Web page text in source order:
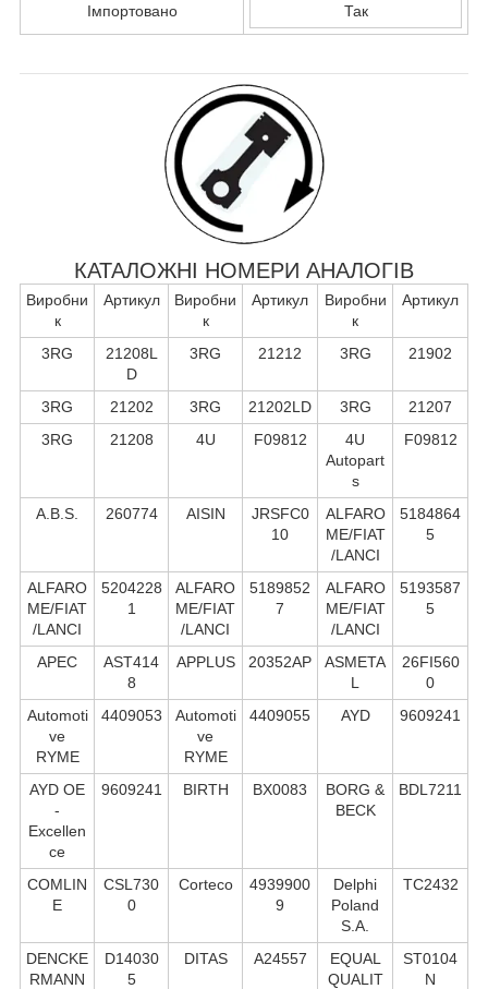
Імпортовано Так
КАТАЛОЖНІ НОМЕРИ АНАЛОГІВ
Виробни
к
Артикул
Виробни
к
Артикул
Виробни
к
Артикул
3RG
21208L
D
3RG 21212 3RG 21902
3RG 21202 3RG 21202LD 3RG
21207
3RG
21208 4U F09812
4U
Autopart
s
F09812
A.B.S. 260774 AISIN
JRSFC0
10
ALFARO
ME/FIAT
/LANCI
5184864
5
ALFARO
ME/FIAT
/LANCI
5204228
1
ALFARO
ME/FIAT
/LANCI
5189852
7
ALFARO
ME/FIAT
/LANCI
5193587
5
APEC
AST414
8
APPLUS 20352AP
ASMETA
L
26FI560
0
Automoti
ve
RYME
4409053
Automoti
ve
RYME
4409055 AYD 9609241
AYD OE
-
Excellen
ce
9609241 BIRTH BX0083
BORG &
BECK
BDL7211
COMLIN
E
CSL730
0
Corteco
4939900
9
Delphi
Poland
S.А.
TC2432
DENCKE
RMANN
D14030
5
DITAS A24557
EQUAL
QUALIT
ST0104
N